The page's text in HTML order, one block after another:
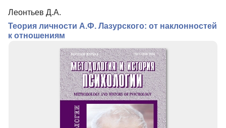
Леонтьев Д.А.
Теория личности А.Ф. Лазурского: от наклонностей
к отношениям